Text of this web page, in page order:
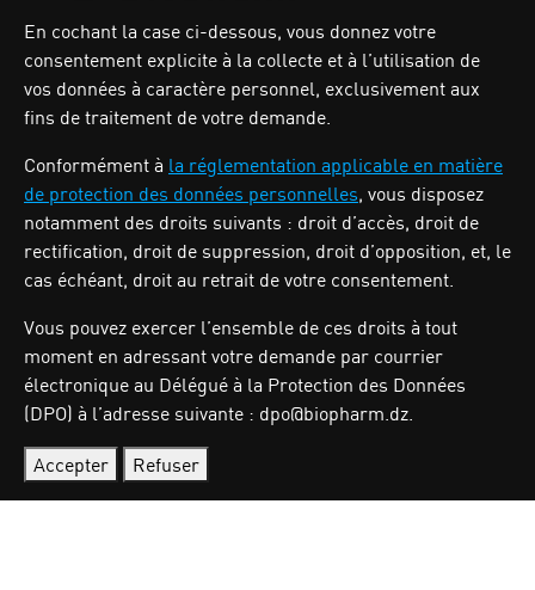
Zone industrielle Oued Smar,Lot N`62, Voie n36, Alger.
BIOPHARM
Activités
Investisseurs
Qui sommes nous
Carrières
Nous contacter
Politique de Protection des données à caractère
En cochant la case ci-dessous, vous donnez votre
consentement explicite à la collecte et à l’utilisation de
vos données à caractère personnel, exclusivement aux
fins de traitement de votre demande.
Conformément à la réglementation applicable en matière
de protection des données personnelles, vous disposez
notamment des droits suivants : droit d’accès, droit de
rectification, droit de suppression, droit d’opposition, et, le
cas échéant, droit au retrait de votre consentement.
Vous pouvez exercer l’ensemble de ces droits à tout
moment en adressant votre demande par courrier
électronique au Délégué à la Protection des Données
(DPO) à l’adresse suivante : dpo@biopharm.dz.
Accepter Refuser